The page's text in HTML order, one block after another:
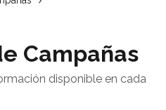
Campañas
disponible en cada